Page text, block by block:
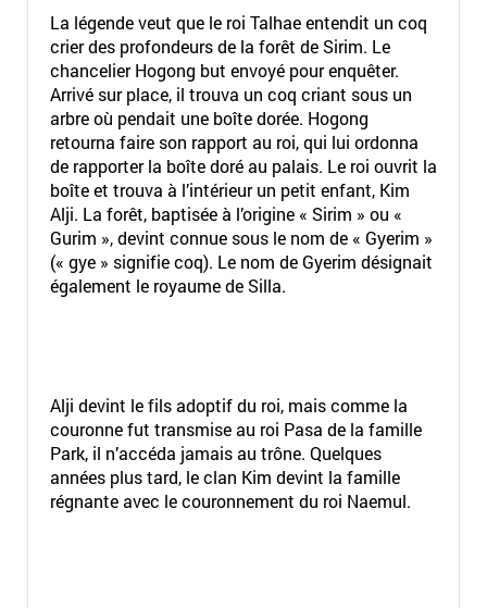
La légende veut que le roi Talhae entendit un coq
crier des profondeurs de la forêt de Sirim. Le
chancelier Hogong but envoyé pour enquêter.
Arrivé sur place, il trouva un coq criant sous un
arbre où pendait une boîte dorée. Hogong
retourna faire son rapport au roi, qui lui ordonna
de rapporter la boîte doré au palais. Le roi ouvrit la
boîte et trouva à l’intérieur un petit enfant, Kim
Alji. La forêt, baptisée à l’origine « Sirim » ou «
Gurim », devint connue sous le nom de « Gyerim »
(« gye » signifie coq). Le nom de Gyerim désignait
également le royaume de Silla.
Alji devint le fils adoptif du roi, mais comme la
couronne fut transmise au roi Pasa de la famille
Park, il n’accéda jamais au trône. Quelques
années plus tard, le clan Kim devint la famille
régnante avec le couronnement du roi Naemul.